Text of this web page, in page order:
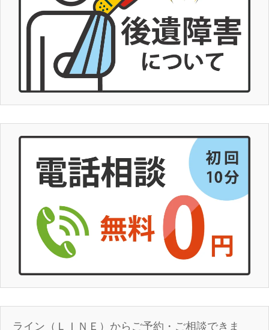
ライン（ＬＩＮＥ）からご予約・ご相談できま